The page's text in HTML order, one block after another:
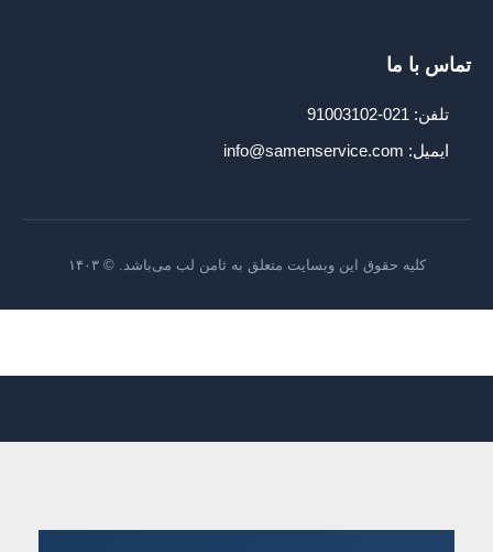
تماس با ما
تلفن: 021-91003102
ایمیل: info@samenservice.com
کلیه حقوق این وبسایت متعلق به ثامن لب می‌باشد. © ۱۴۰۳